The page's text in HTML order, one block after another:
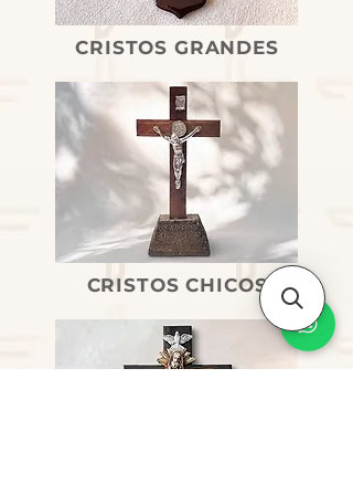
CRISTOS GRANDES
CRISTOS CHICOS